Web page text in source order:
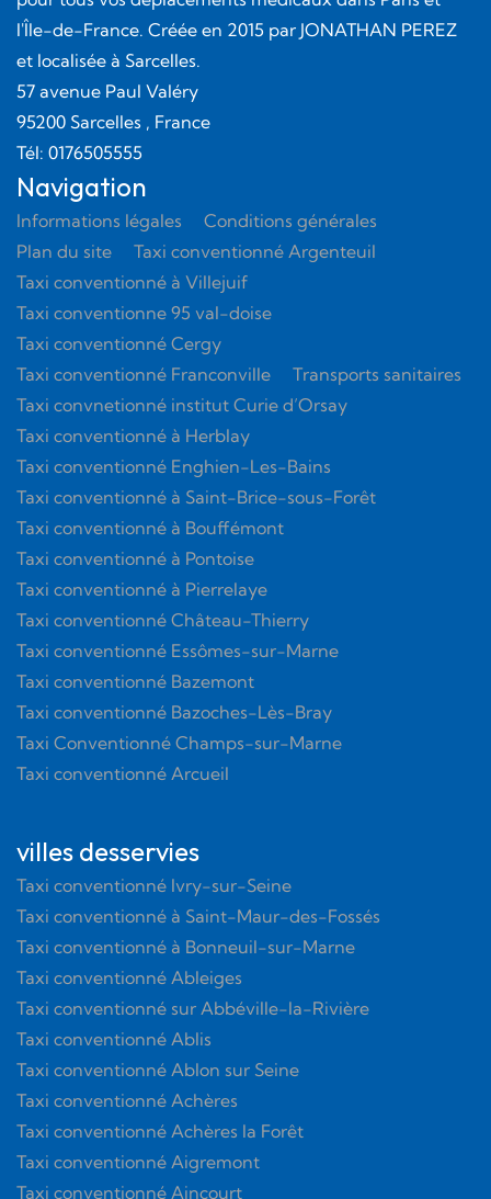
l'Île-de-France. Créée en 2015 par JONATHAN PEREZ
et localisée à Sarcelles.
57 avenue Paul Valéry
95200 Sarcelles , France
Tél: 0176505555
Navigation
Informations légales
Conditions générales
Plan du site
Taxi conventionné Argenteuil
Taxi conventionné à Villejuif
Taxi conventionne 95 val-doise
Taxi conventionné Cergy
Taxi conventionné Franconville
Transports sanitaires
Taxi convnetionné institut Curie d’Orsay
Taxi conventionné à Herblay
Taxi conventionné Enghien-Les-Bains
Taxi conventionné à Saint-Brice-sous-Forêt
Taxi conventionné à Bouffémont
Taxi conventionné à Pontoise
Taxi conventionné à Pierrelaye
Taxi conventionné Château-Thierry
Taxi conventionné Essômes-sur-Marne
Taxi conventionné Bazemont
Taxi conventionné Bazoches-Lès-Bray
Taxi Conventionné Champs-sur-Marne
Taxi conventionné Arcueil
villes desservies
Taxi conventionné Ivry-sur-Seine
Taxi conventionné à Saint-Maur-des-Fossés
Taxi conventionné à Bonneuil-sur-Marne
Taxi conventionné Ableiges
Taxi conventionné sur Abbéville-la-Rivière
Taxi conventionné Ablis
Taxi conventionné Ablon sur Seine
Taxi conventionné Achères
Taxi conventionné Achères la Forêt
Taxi conventionné Aigremont
Taxi conventionné Aincourt